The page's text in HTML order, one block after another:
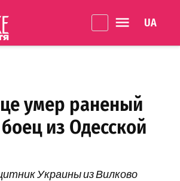
життя
В
умер раненый
из Одесской
Украины из Вилково